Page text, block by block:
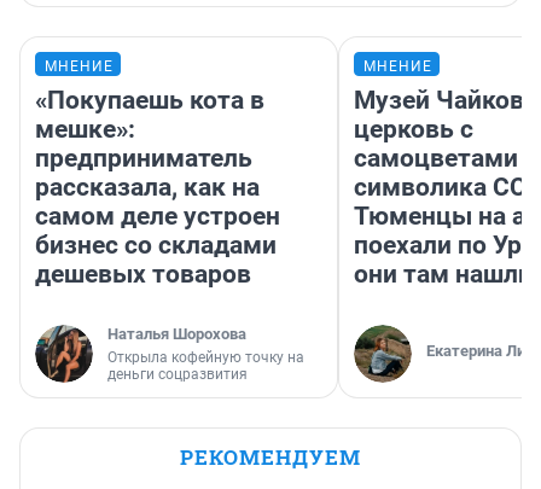
МНЕНИЕ
«Покупаешь кота в
мешке»:
предприниматель
рассказала, как на
самом деле устроен
бизнес со складами
дешевых товаров
Наталья Шорохова
Открыла кофейную точку на
деньги соцразвития
МНЕНИЕ
Музей
церковь с
самоцветами
символика
Тюменцы на
поехали по
они там нашли
Екатерина
РЕКОМЕНДУЕМ